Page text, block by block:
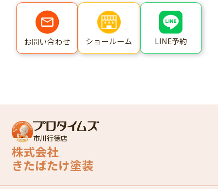
お問い合わせ ショールーム LINE予約
市川行徳店
株式会社
きたばたけ塗装